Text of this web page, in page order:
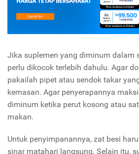
Jika suplemen yang diminum dalam
perlu dikocok terlebih dahulu. Agar
pakailah pipet atau sendok takar
kemasan. Agar penyerapannya
diminum ketika perut kosong atau
makan.
Untuk penyimpanannya, zat besi
sinar matahari langsung. Selain itu,